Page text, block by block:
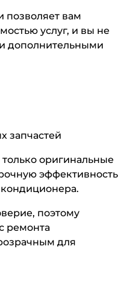
позволяет вам
услуг, и вы не
дополнительными
запчастей
оригинальные
эффективность
поэтому
ремонта
для